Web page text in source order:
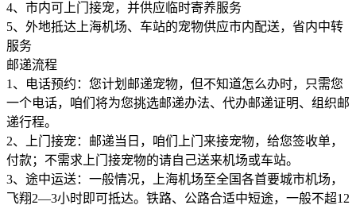
4、市内可上门接宠，并供应临时寄养服务
5、外地抵达上海机场、车站的宠物供应市内配送，省内中转
服务
邮递流程
1、电话预约：您计划邮递宠物，但不知道怎么办时，只需您
一个电话，咱们将为您挑选邮递办法、代办邮递证明、组织邮
递行程。
2、上门接宠：邮递当日，咱们上门来接宠物，给您签收单，
付款；不需求上门接宠物的请自己送来机场或车站。
3、途中运送：一般情况，上海机场至全国各首要城市机场，
飞翔2—3小时即可抵达。铁路、公路合适中短途，一般不超12